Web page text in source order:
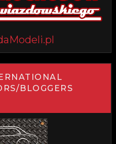
BLOGGERS